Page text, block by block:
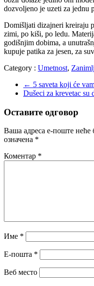
dozvoljeno je uzeti za jednu
Domišljati dizajneri kreiraju
zimi, po kiši, po ledu.
godišnjim dobima, a
kupuje patika za jesen, za
Category : Umetnost,
← 5 saveta koji će
Dušeci za krevetac su
Оставите одговор
Ваша адреса е-поште неће
означена *
Коментар *
Име *
Е-пошта *
Веб место